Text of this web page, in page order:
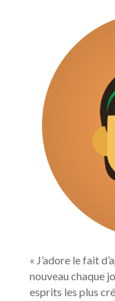
« J’adore le fait
nouveau chaque
esprits les plus